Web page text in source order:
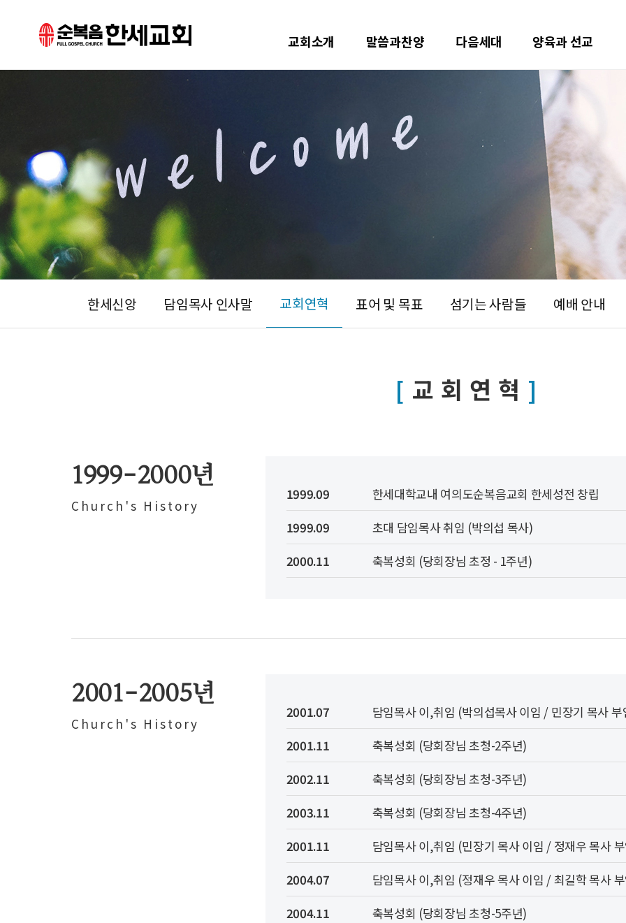
교회소개 말씀과찬양 다음세대 양육과 선교
한세신앙 담임목사 인사말 교회연혁 표어 및 목표 섬기는 사람들 예배 안내
교회연혁
1999-2000년
Church's History
1999.09
한세대학교내 여의도순복음교회 한세성전 창립
1999.09
초대 담임목사 취임 (박의섭 목사)
2000.11
축복성회 (당회장님 초정 - 1주년)
2001-2005년
Church's History
2001.07
담임목사 이,취임 (박의섭목사 이임 / 민장기 목사 부
2001.11
축복성회 (당회장님 초청-2주년)
2002.11
축복성회 (당회장님 초청-3주년)
2003.11
축복성회 (당회장님 초청-4주년)
2001.11
담임목사 이,취임 (민장기 목사 이임 / 정재우 목사
2004.07
담임목사 이,취임 (정재우 목사 이임 / 최길학 목사
2004.11
축복성회 (당회장님 초청-5주년)